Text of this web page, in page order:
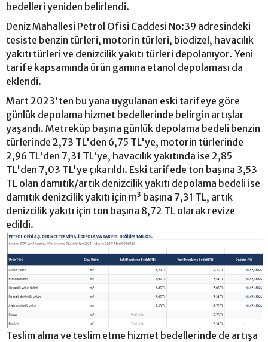
bedelleri yeniden belirlendi.
Deniz Mahallesi Petrol Ofisi Caddesi No:39 adresindeki
tesiste benzin türleri, motorin türleri, biodizel, havacılık
yakıtı türleri ve denizcilik yakıtı türleri depolanıyor. Yeni
tarife kapsamında ürün gamına etanol depolaması da
eklendi.
Mart 2023'ten bu yana uygulanan eski tarifeye göre
günlük depolama hizmet bedellerinde belirgin artışlar
yaşandı. Metreküp başına günlük depolama bedeli benzin
türlerinde 2,73 TL'den 6,75 TL'ye, motorin türlerinde
2,96 TL'den 7,31 TL'ye, havacılık yakıtında ise 2,85
TL'den 7,03 TL'ye çıkarıldı. Eski tarifede ton başına 3,53
TL olan damıtık/artık denizcilik yakıtı depolama bedeli ise
damıtık denizcilik yakıtı için m³ başına 7,31 TL, artık
denizcilik yakıtı için ton başına 8,72 TL olarak revize
edildi.
Teslim alma ve teslim etme hizmet bedellerinde de artışa